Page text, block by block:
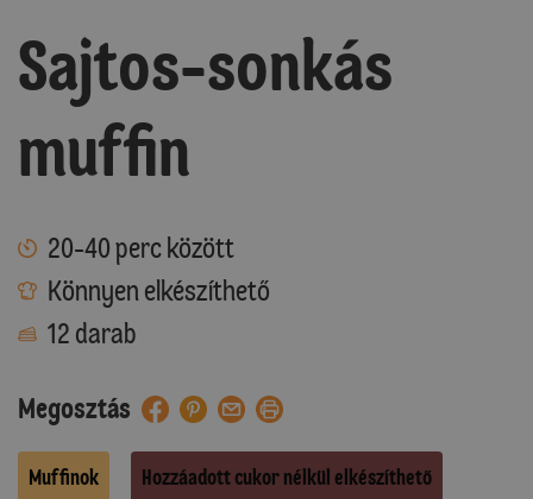
Sajtos-sonkás
muffin
20-40 perc között
Könnyen elkészíthető
12 darab
Megosztás
Muffinok Hozzáadott cukor nélkül elkészíthető